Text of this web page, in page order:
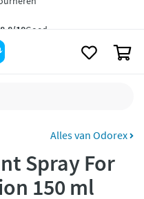
Alles van Odorex
Spray For
150 ml